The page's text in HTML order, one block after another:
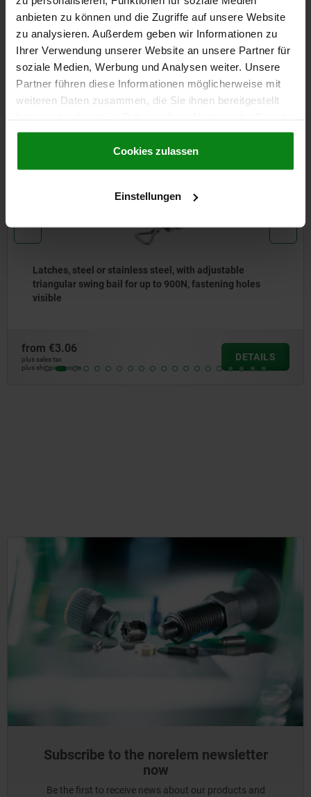
anbieten zu können und die Zugriffe auf unsere Website
zu analysieren. Außerdem geben wir Informationen zu
Ihrer Verwendung unserer Website an unsere Partner für
soziale Medien, Werbung und Analysen weiter. Unsere
Partner führen diese Informationen möglicherweise mit
weiteren Daten zusammen, die Sie ihnen bereitgestellt
gesammelt haben.Cookie Richtlinien
Datenschutz|AGB
Cookies zulassen
Einstellungen
CAD
Other customers also bought
holes
DETAILS
05531
Latches, steel or stainless steel, with
300N, fastening holes concealed
plus shipping costs
Subscribe to the norelem newsletter
now
Be the first to receive news about our products and